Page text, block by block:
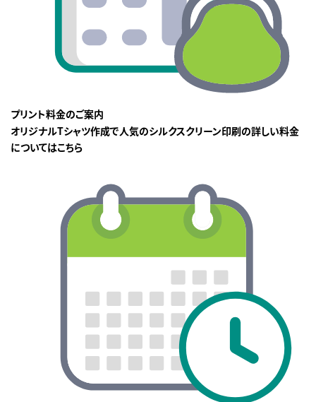
プリント料金のご案内
オリジナルTシャツ作成で人気のシルクスクリーン印刷の詳しい料金
についてはこちら